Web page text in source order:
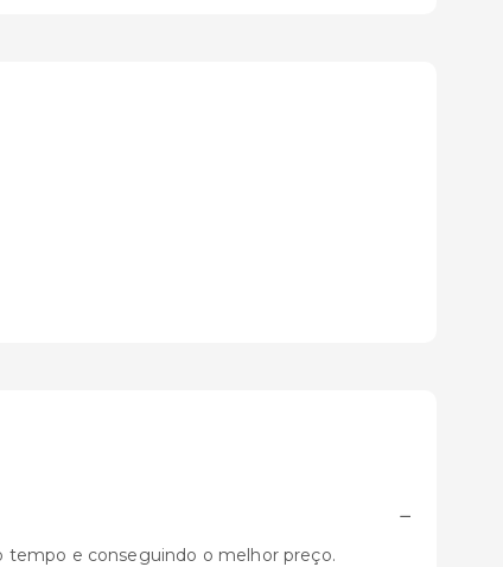
−
tempo e conseguindo o melhor preço.